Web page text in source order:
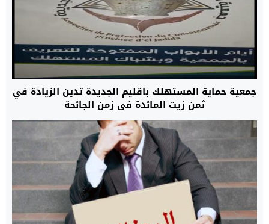
جمعية حماية المستهلك باقليم الجديدة تدين الزيادة في
ثمن زيت المائدة في زمن الجائحة